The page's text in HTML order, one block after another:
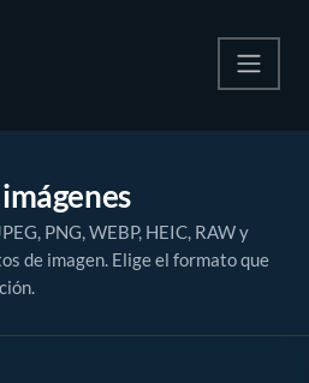
PNG, WEBP, HEIC, RAW y
de imagen. Elige el formato que